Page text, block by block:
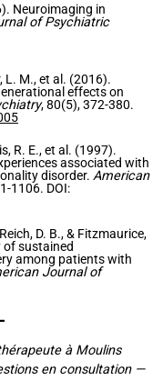
Neuroimaging in
of Psychiatric
L. M., et al. (2016).
effects on
, 80(5), 372-380.
R. E., et al. (1997).
associated with
disorder. American
1106. DOI:
D. B., & Fitzmaurice,
sustained
among patients with
Journal of
à Moulins
en consultation —